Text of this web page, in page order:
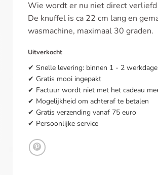
Wie wordt er nu niet direct verliefd
De knuffel is ca 22 cm lang en
wasmachine, maximaal 30 graden.
Uitverkocht
✔ Snelle levering: binnen 1 - 2
✔ Gratis mooi ingepakt
✔ Factuur wordt niet met het cadeau
✔ Mogelijkheid om achteraf te betalen
✔ Gratis verzending vanaf 75 euro
✔ Persoonlijke service